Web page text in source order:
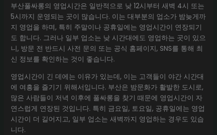
부산풀싸롱의 영업시간은 일반적으로 낮 12시부터 새벽 4시 또는
5시까지 운영되는 곳이 많습니다. 이는 대부분의 업소가 밤늦게까
지 영업을 하며, 특히 주말이나 공휴일에는 영업시간이 연장되기
도 합니다. 그러나 일부 업소는 낮 시간대에도 영업하는 곳이 있으
니, 방문 전 반드시 사전 문의 또는 공식 홈페이지, SNS를 통해 최
신 정보를 확인하는 것이 좋습니다.
영업시간이 긴 데에는 이유가 있는데, 이는 고객들이 야간 시간대
에 여흥을 즐기기 위해서입니다. 부산은 밤문화가 활발한 도시로,
많은 사람들이 저녁 이후에 풀싸롱을 찾기 때문에 영업시간이 자
연스럽게 연장된 것입니다. 특히 금요일, 토요일, 공휴일에는 영업
시간이 더 길어지고, 일부 업소는 새벽까지 영업하는 경우도 있습
니다.